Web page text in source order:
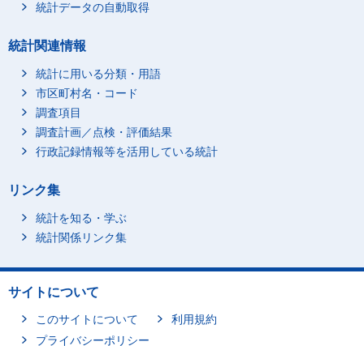
統計データの自動取得
統計関連情報
統計に用いる分類・用語
市区町村名・コード
調査項目
調査計画／点検・評価結果
行政記録情報等を活用している統計
リンク集
統計を知る・学ぶ
統計関係リンク集
サイトについて
このサイトについて
利用規約
プライバシーポリシー